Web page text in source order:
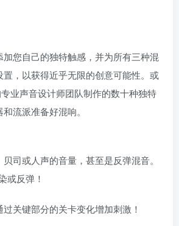
您自己的独特触感，并为所有三种混
，以获得近乎无限的创意可能性。或
业声音设计师团队制作的数十种独特
流派准备好混响。
司或人声的音量，甚至是反弹混音。
或反弹！
关键部分的关卡变化增加刺激！